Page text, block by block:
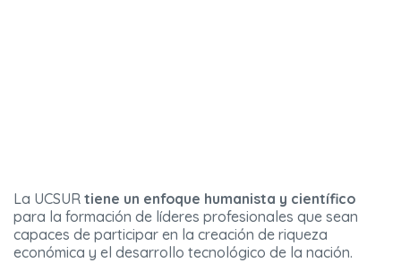
La UCSUR tiene un enfoque humanista y científico
para la formación de líderes profesionales que sean
capaces de participar en la creación de riqueza
económica y el desarrollo tecnológico de la nación.